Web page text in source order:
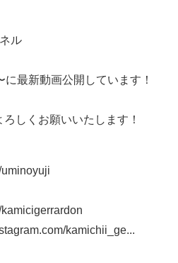
ル
最新動画公開しています！
しくお願いいたします！
kamichii_ge...